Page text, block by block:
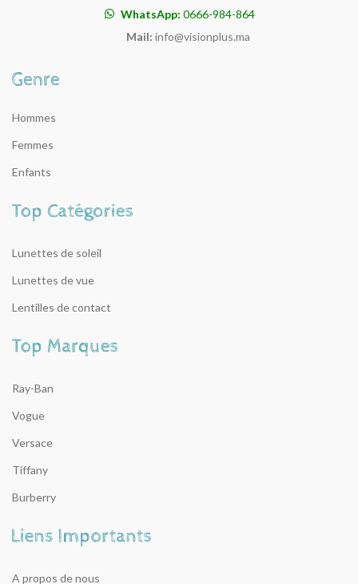
WhatsApp: 0666-984-864
Mail: info@visionplus.ma
Hommes
Femmes
Enfants
Lunettes de soleil
Lunettes de vue
Lentilles de contact
Ray-Ban
Vogue
Versace
Tiffany
Burberry
A propos de nous